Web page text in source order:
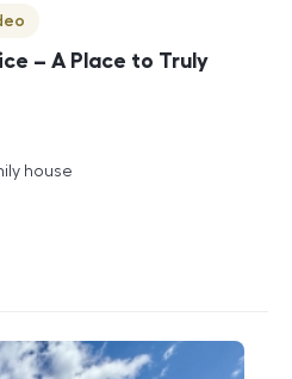
– A Place to Truly
house